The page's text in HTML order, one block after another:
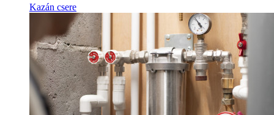
Kazán csere